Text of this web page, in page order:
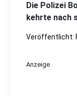
Die Polizei
kehrte nach
Veröffentlicht:
Anzeige